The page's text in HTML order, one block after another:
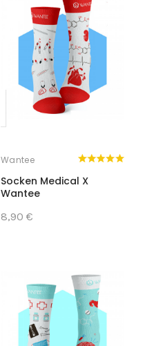
Wantee
Socken Medical X
Wantee
8,90 €